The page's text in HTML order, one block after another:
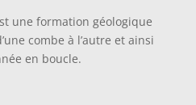
une formation géologique
combe à l’autre et ainsi
en boucle.